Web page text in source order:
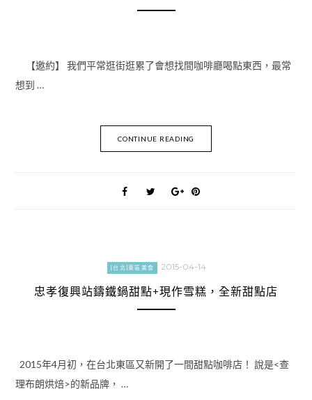
【邀約】 我們平常逛街逛累了會想找間咖啡廳喝點東西，最常
想到 …
CONTINUE READING
[台北]東區美食 2015-04-14
忠孝復興站鑄鐵鍋甜點+現作雪糕，全新甜點店
2015年4月初，在台北東區又新開了一間甜點咖啡店！ 說是<查
理布朗烘焙>的新品牌， …